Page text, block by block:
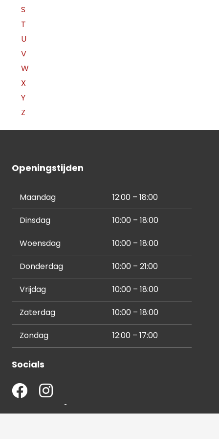
S
T
U
V
W
X
Y
Z
Openingstijden
Maandag 12:00 – 18:00
Dinsdag 10:00 – 18:00
Woensdag 10:00 – 18:00
Donderdag 10:00 – 21:00
Vrijdag 10:00 – 18:00
Zaterdag 10:00 – 18:00
Zondag 12:00 – 17:00
Socials